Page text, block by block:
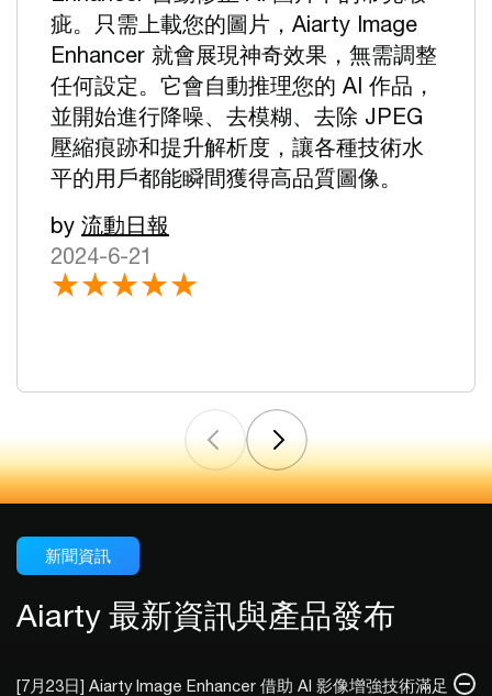
疵。只需上載您的圖片，Aiarty Image
Enhancer 就會展現神奇效果，無需調整
任何設定。它會自動推理您的 AI 作品，
並開始進行降噪、去模糊、去除 JPEG
壓縮痕跡和提升解析度，讓各種技術水
平的用戶都能瞬間獲得高品質圖像。
by 流動日報
2024-6-21
★★★★★
新聞資訊
Aiarty 最新資訊與產品發布
[7月23日] Aiarty Image Enhancer 借助 AI 影像增強技術滿足